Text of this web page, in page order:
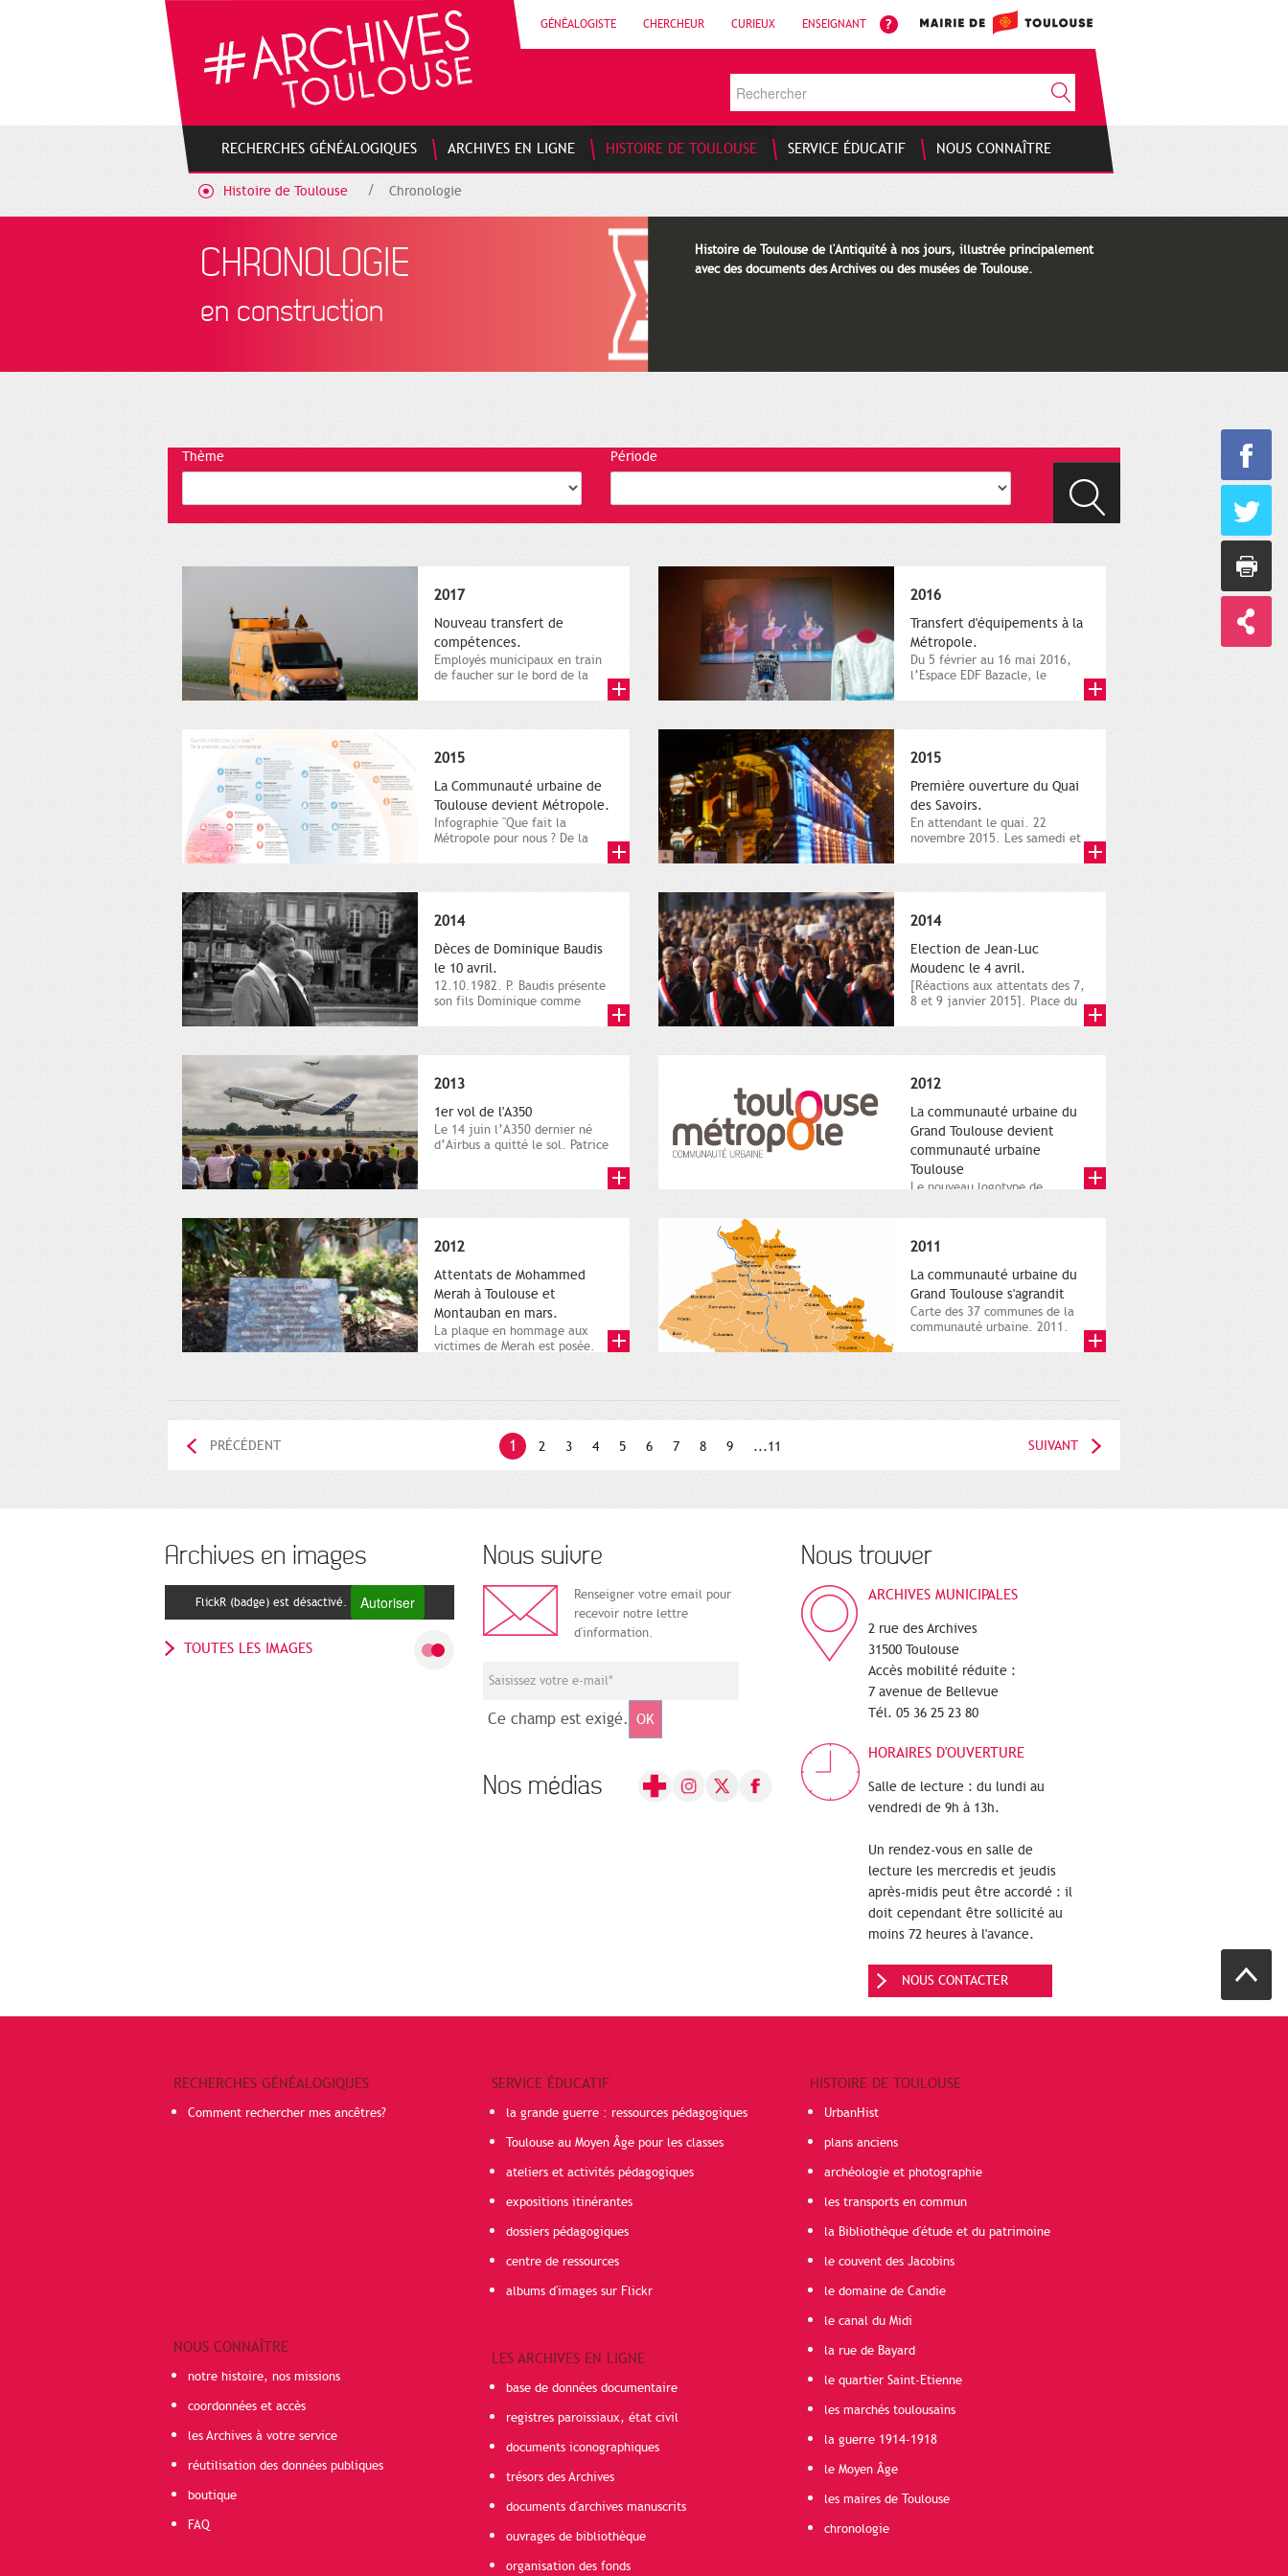
GÉNÉALOGISTE CHERCHEUR CURIEUX ENSEIGNANT
RECHERCHES GÉNÉALOGIQUES ARCHIVES EN LIGNE HISTOIRE DE TOULOUSE SERVICE ÉDUCATIF NOUS CONNAÎTRE
Histoire de Toulouse Chronologie
CHRONOLOGIE
en construction
Histoire de Toulouse de l'Antiquité à nos jours, illustrée principalement
avec des documents des Archives ou des musées de Toulouse.
Thème Période
2017
Nouveau transfert de
compétences.
Employés municipaux en train
de faucher sur le bord de la
2016
Transfert d'équipements à la
Métropole.
Du 5 février au 16 mai 2016,
l’Espace EDF Bazacle, le
2015
La Communauté urbaine de
Toulouse devient Métropole.
Infographie "Que fait la
Métropole pour nous ? De la
2015
Première ouverture du Quai
des Savoirs.
En attendant le quai. 22
novembre 2015. Les samedi et
2014
Dèces de Dominique Baudis
le 10 avril.
12.10.1982. P. Baudis présente
son fils Dominique comme
2014
Election de Jean-Luc
Moudenc le 4 avril.
[Réactions aux attentats des 7,
8 et 9 janvier 2015]. Place du
2013
1er vol de l'A350
Le 14 juin l’A350 dernier né
d’Airbus a quitté le sol. Patrice
2012
La communauté urbaine du
Grand Toulouse devient
communauté urbaine
Toulouse
Le nouveau logotype de
représentant l'anneau de
2012
Attentats de Mohammed
Merah à Toulouse et
Montauban en mars.
La plaque en hommage aux
victimes de Merah est posée.
2011
La communauté urbaine du
Grand Toulouse s'agrandit
Carte des 37 communes de la
communauté urbaine. 2011.
1 2 3 4 5 6 7 8 9 ...11
PRÉCÉDENT SUIVANT
Archives en images
FlickR (badge) est désactivé. Autoriser
TOUTES LES IMAGES
Nous suivre
Renseigner votre email pour
recevoir notre lettre
d'information.
Ce champ est exigé. OK
Nos médias
Nous trouver
ARCHIVES MUNICIPALES
2 rue des Archives
31500 Toulouse
Accès mobilité réduite :
7 avenue de Bellevue
Tél. 05 36 25 23 80
HORAIRES D'OUVERTURE
Salle de lecture : du lundi au
vendredi de 9h à 13h.
Un rendez-vous en salle de
lecture les mercredis et jeudis
après-midis peut être accordé : il
doit cependant être sollicité au
moins 72 heures à l'avance.
NOUS CONTACTER
RECHERCHES GÉNÉALOGIQUES
Comment rechercher mes ancêtres?
NOUS CONNAÎTRE
notre histoire, nos missions
coordonnées et accès
les Archives à votre service
réutilisation des données publiques
boutique
FAQ
SERVICE ÉDUCATIF
la grande guerre : ressources pédagogiques
Toulouse au Moyen Âge pour les classes
ateliers et activités pédagogiques
expositions itinérantes
dossiers pédagogiques
centre de ressources
albums d'images sur Flickr
LES ARCHIVES EN LIGNE
base de données documentaire
registres paroissiaux, état civil
documents iconographiques
trésors des Archives
documents d'archives manuscrits
ouvrages de bibliothèque
organisation des fonds
HISTOIRE DE TOULOUSE
UrbanHist
plans anciens
archéologie et photographie
les transports en commun
la Bibliothèque d'étude et du patrimoine
le couvent des Jacobins
le domaine de Candie
le canal du Midi
la rue de Bayard
le quartier Saint-Etienne
les marchés toulousains
la guerre 1914-1918
le Moyen Âge
les maires de Toulouse
chronologie
Gestion de vos préférences sur les cookies